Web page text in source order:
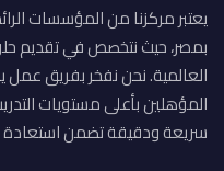
يعتبر مركزنا من المؤسسات
بمصر، حيث نتخصص في تقديم
العالمية. نحن نفخر بفريق
المؤهلين بأعلى مستويات
سريعة ودقيقة تضمن استعادة